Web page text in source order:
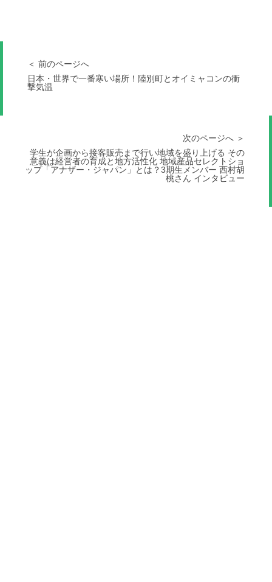
＜ 前のページへ
日本・世界で一番寒い場所！陸別町とオイミャコンの衝
撃気温
次のページへ ＞
学生が企画から接客販売まで行い地域を盛り上げる その
意義は経営者の育成と地方活性化 地域産品セレクトショ
ップ「アナザー・ジャパン」とは？3期生メンバー 西村胡
桃さん インタビュー